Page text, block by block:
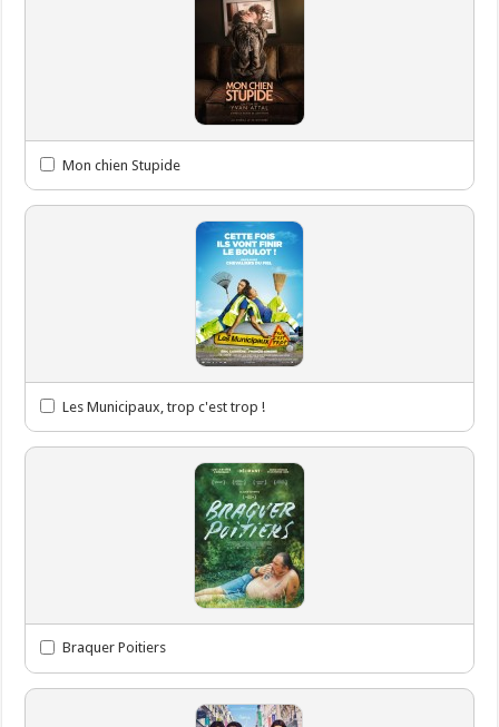
Mon chien Stupide
Les Municipaux, trop c'est trop !
Braquer Poitiers